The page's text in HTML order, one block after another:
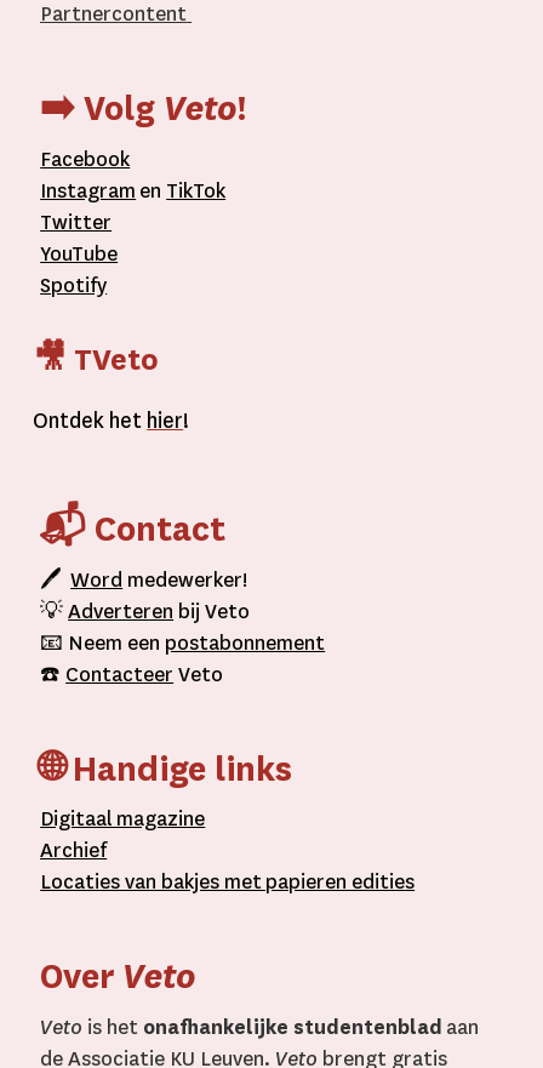
Partnercontent
➡️ Volg Veto!
Facebook
Instagram en TikTok
Twitter
YouTube
Spotify
🎥 TVeto
Ontdek het hier!
📬 Contact
🖊Word medewerker!
💡Adverteren bij Veto
📧 Neem een postabonnement
☎️ Contacteer Veto
🌐 Handige links
Digitaal magazine
Archief
Locaties van bakjes metpapieren edities
Over Veto
Veto is het onafhankelijke studentenblad aan
de Associatie KU Leuven. Veto brengt gratis